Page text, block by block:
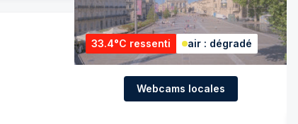
33.4°C ressenti air : dégradé
Webcams locales